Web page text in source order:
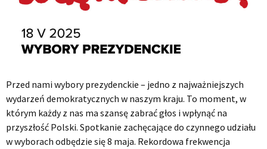
Przed nami wybory prezydenckie – jedno z najważniejszych
wydarzeń demokratycznych w naszym kraju. To moment, w
którym każdy z nas ma szansę zabrać głos i wpłynąć na
przyszłość Polski. Spotkanie zachęcające do czynnego udziału
w wyborach odbędzie się 8 maja. Rekordowa frekwencja